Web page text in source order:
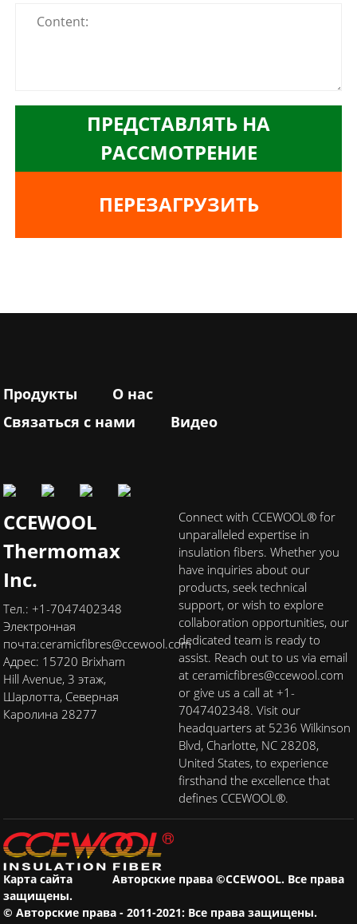
ПРЕДСТАВЛЯТЬ НА
РАССМОТРЕНИЕ
ПЕРЕЗАГРУЗИТЬ
Продукты
О нас
Связаться с нами
Видео
CCEWOOL
Thermomax
Inc.
Тел.: +1-7047402348
Электронная
почта:ceramicfibres@ccewool.com
Адрес: 15720 Brixham
Hill Avenue, 3 этаж,
Шарлотта, Северная
Каролина 28277
Connect with CCEWOOL® for
unparalleled expertise in
insulation fibers. Whether you
have inquiries about our
products, seek technical
support, or wish to explore
collaboration opportunities, our
dedicated team is ready to
assist. Reach out to us via email
at ceramicfibres@ccewool.com
or give us a call at +1-
7047402348. Visit our
headquarters at 5236 Wilkinson
Blvd, Charlotte, NC 28208,
United States, to experience
firsthand the excellence that
defines CCEWOOL®.
Карта сайта
Авторские права ©CCEWOOL. Все права
защищены.
© Авторские права - 2011-2021: Все права защищены.